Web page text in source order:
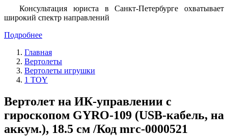
Консультация юриста в Санкт-Петербурге охватывает
широкий спектр направлений
Подробнее
Главная
Вертолеты
Вертолеты игрушки
1 TOY
Вертолет на ИК-управлении с
гироскопом GYRO-109 (USB-кабель, на
аккум.), 18.5 см /Код mrc-0000521